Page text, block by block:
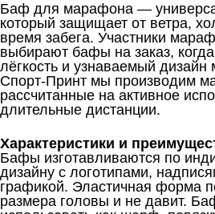
Баф для марафона —
который защищает от ветра,
время забега. Участники
выбирают бафы на заказ,
лёгкость и узнаваемый дизайн
Спорт-Принт мы производим
рассчитанные на активное
длительные дистанции.
Характеристики и
Бафы изготавливаются по
дизайну с логотипами,
графикой. Эластичная форма
размера головы и не давит.